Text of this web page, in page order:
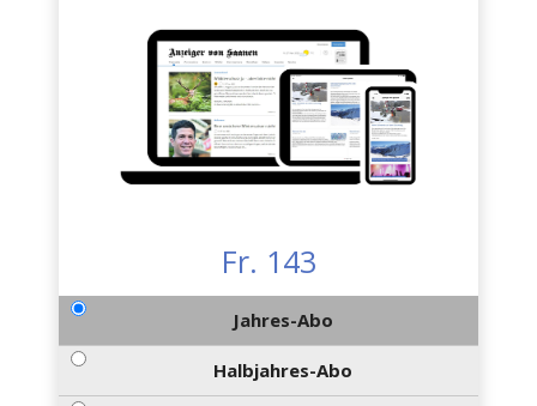
Fr. 143
Jahres-Abo
Halbjahres-Abo